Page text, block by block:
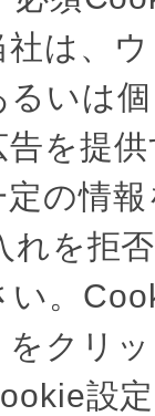
は、
いは
を提
の情
れを拒
い。
をクリ
設